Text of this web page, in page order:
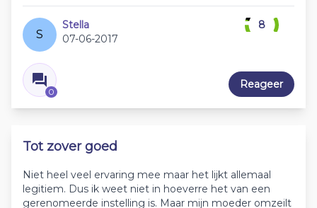
S
Stella
07-06-2017
0
8
Reageer
Tot zover goed
Niet heel veel ervaring mee maar het lijkt allemaal
legitiem. Dus ik weet niet in hoeverre het van een
gerenomeerde instelling is. Maar mijn moeder omzeilt